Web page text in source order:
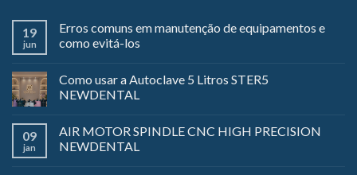
19
jun
Erros comuns em manutenção de equipamentos e
como evitá-los
Como usar a Autoclave 5 Litros STER5
NEWDENTAL
09
jan
AIR MOTOR SPINDLE CNC HIGH PRECISION
NEWDENTAL